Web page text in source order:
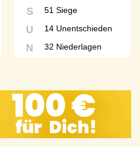
S 51 Siege
U 14 Unentschieden
N 32 Niederlagen